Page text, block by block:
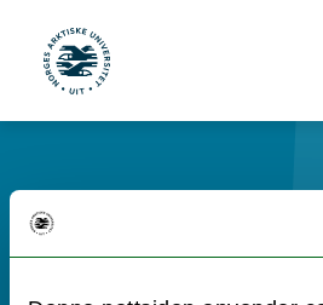
UiT Noregs arktiske
NTL ved